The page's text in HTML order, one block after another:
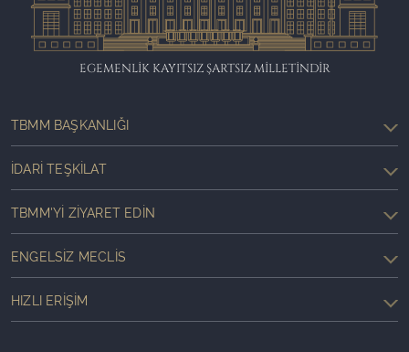
EGEMENLİK KAYITSIZ ŞARTSIZ MİLLETİNDİR
TBMM BAŞKANLIĞI
İDARI TEŞKILAT
TBMM'YI ZIYARET EDIN
ENGELSIZ MECLIS
HIZLI ERIŞIM